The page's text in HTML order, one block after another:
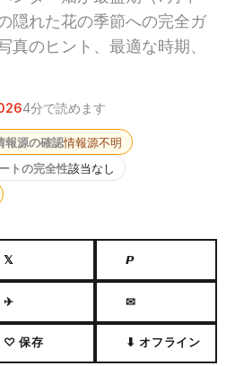
隠れた花の季節への完全ガ
真のヒント、最適な時期、
4分で読めます
報源の確認情報源不明
トの完全性該当なし
𝕏 𝙋
✈ ✉
♡ 保存 ⬇ オフライン